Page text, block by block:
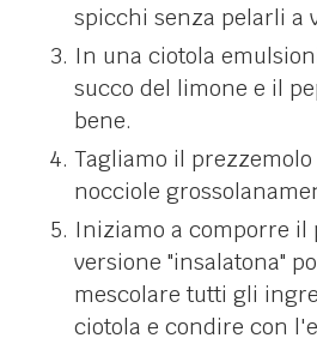
spicchi senza pelarli a
In una ciotola
succo del limone e il
bene.
Tagliamo il
nocciole
Iniziamo a comporre il
versione "insalatona"
mescolare tutti gli
ciotola e condire con